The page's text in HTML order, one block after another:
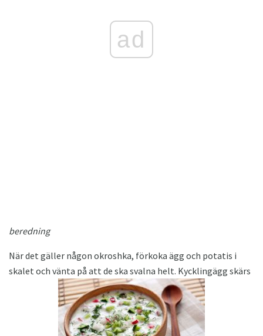
ad
beredning
När det gäller någon okroshka, förkoka ägg och potatis i
skalet och vänta på att de ska svalna helt. Kycklingägg skärs